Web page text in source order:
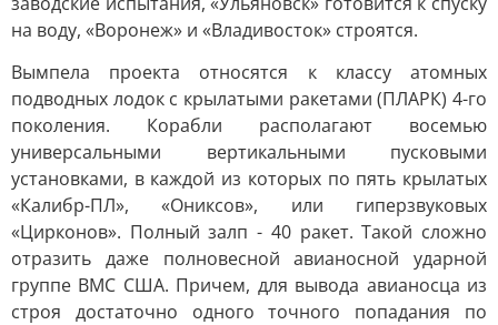
на воду, «Воронеж» и «Владивосток» строятся.
Вымпела проекта относятся к классу атомных
подводных лодок с крылатыми ракетами (ПЛАРК) 4-го
поколения. Корабли располагают восемью
универсальными вертикальными пусковыми
установками, в каждой из которых по пять крылатых
«Калибр-ПЛ», «Ониксов», или гиперзвуковых
«Цирконов». Полный залп - 40 ракет. Такой сложно
отразить даже полновесной авианосной ударной
группе ВМС США. Причем, для вывода авианосца из
строя достаточно одного точного попадания по